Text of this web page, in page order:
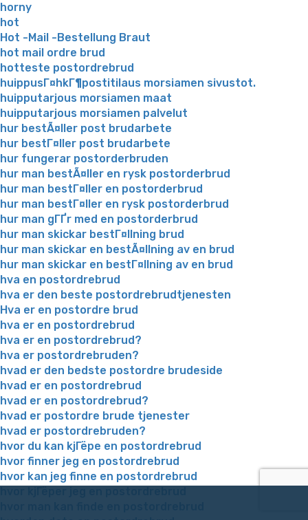
horny
hot
Hot -Mail -Bestellung Braut
hot mail ordre brud
hotteste postordrebrud
huippusГ¤hkГ¶postitilaus morsiamen sivustot.
huipputarjous morsiamen maat
huipputarjous morsiamen palvelut
hur bestÃ¤ller post brudarbete
hur bestГ¤ller post brudarbete
hur fungerar postorderbruden
hur man bestÃ¤ller en rysk postorderbrud
hur man bestГ¤ller en postorderbrud
hur man bestГ¤ller en rysk postorderbrud
hur man gГҐr med en postorderbrud
hur man skickar bestГ¤llning brud
hur man skickar en bestÃ¤llning av en brud
hur man skickar en bestГ¤llning av en brud
hva en postordrebrud
hva er den beste postordrebrudtjenesten
Hva er en postordre brud
hva er en postordrebrud
hva er en postordrebrud?
hva er postordrebruden?
hvad er den bedste postordre brudeside
hvad er en postordrebrud
hvad er en postordrebrud?
hvad er postordre brude tjenester
hvad er postordrebruden?
hvor du kan kjГёpe en postordrebrud
hvor finner jeg en postordrebrud
hvor kan jeg finne en postordrebrud